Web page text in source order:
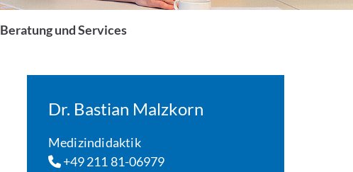
Beratung und Services
Dr. Bastian Malzkorn
Medizindidaktik
+49 211 81-06979